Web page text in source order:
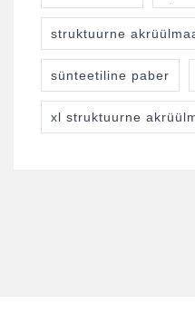
struktuurne
sünteetiline paber
xl struktuurne